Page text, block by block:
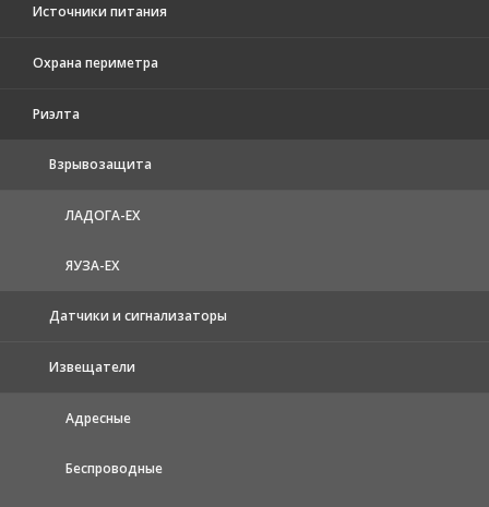
Источники питания
Охрана периметра
Риэлта
Взрывозащита
ЛАДОГА-EX
ЯУЗА-ЕХ
Датчики и сигнализаторы
Извещатели
Адресные
Беспроводные